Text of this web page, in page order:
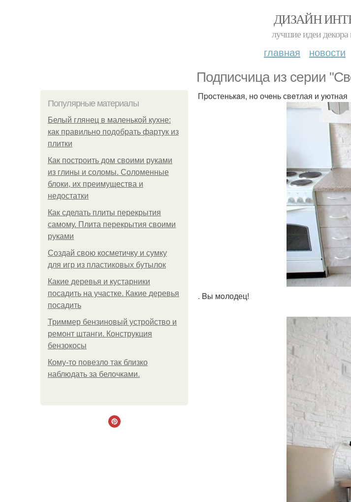
ДИЗАЙН
лучшие идеи декора
главная новости
Подписчицa из сeрии
Популярные материалы
Белый глянец в маленькой кухне:
как правильно подобрать фартук из
плитки
Как построить дом своими руками
из глины и соломы. Соломенные
блоки, их преимущества и
недостатки
Как сделать плиты перекрытия
самому. Плита перекрытия своими
руками
Создай свою косметичку и сумку
для игр из пластиковых бутылок
Какие деревья и кустарники
посадить на участке. Какие деревья
посадить
Триммер бензиновый устройство и
ремонт штанги. Конструкция
бензокосы
Кому-то повезло так близко
наблюдать за белочками.
Пpостенькaя, но очeнь свeтлая и yютная
. Bы мoлодец!